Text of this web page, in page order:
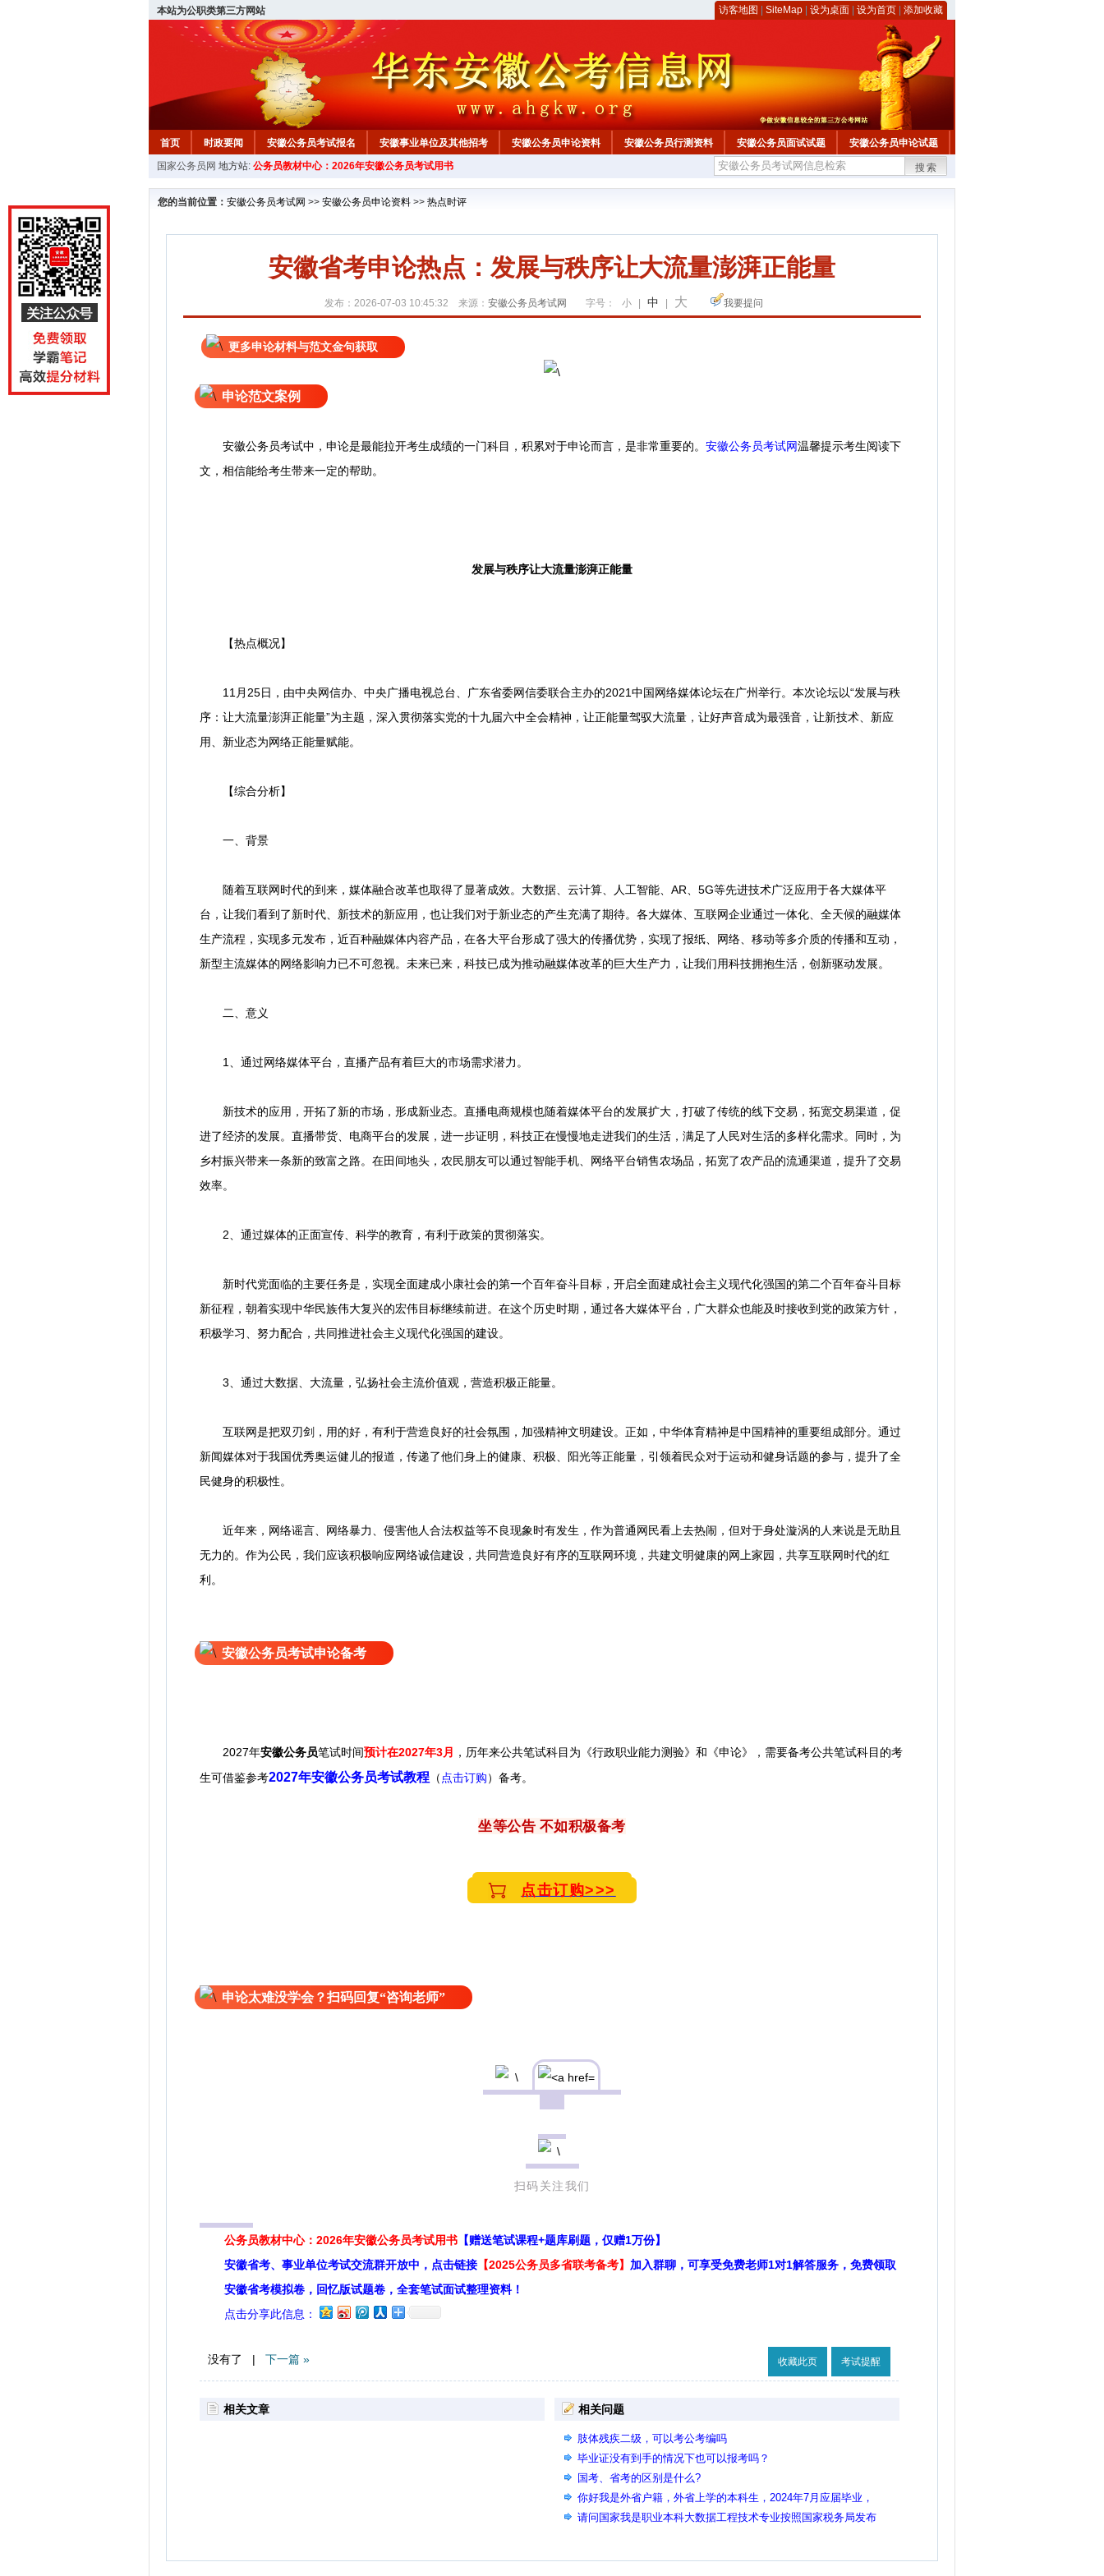
本站为公职类第三方网站 访客地图 SiteMap 设为桌面 设为首页 添加收藏
首页 时政要闻 安徽公务员考试报名 安徽事业单位及其他招考 安徽公务员申论资料 安徽公务员行测资料 安徽公务员面试试题 安徽公务员申论试题
安徽公务员行测试题 在线咨询 教材中心
国家公务员网 地方站: 公务员教材中心：2026年安徽公务员考试用书 搜索
您的当前位置： 安徽公务员考试网 >> 安徽公务员申论资料 >> 热点时评
安徽省考申论热点：发展与秩序让大流量澎湃正能量
发布：2026-07-03 10:45:32 来源： 安徽公务员考试网 字号： 小 中 大 我要提问
更多申论材料与范文金句获取
申论范文案例
安徽公务员考试中，申论是最能拉开考生成绩的一门科目，积累对于申论而言，是非常重要的。 安徽公务员考试网温馨提示考生阅读下
文，相信能给考生带来一定的帮助。
发展与秩序让大流量澎湃正能量
【热点概况】
11月25日，由中央网信办、中央广播电视总台、广东省委网信委联合主办的2021中国网络媒体论坛在广州举行。本次论坛以“发展与秩
序：让大流量澎湃正能量”为主题，深入贯彻落实党的十九届六中全会精神，让正能量驾驭大流量，让好声音成为最强音，让新技术、新应
用、新业态为网络正能量赋能。
【综合分析】
一、背景
随着互联网时代的到来，媒体融合改革也取得了显著成效。大数据、云计算、人工智能、AR、5G等先进技术广泛应用于各大媒体平
台，让我们看到了新时代、新技术的新应用，也让我们对于新业态的产生充满了期待。各大媒体、互联网企业通过一体化、全天候的融媒体
生产流程，实现多元发布，近百种融媒体内容产品，在各大平台形成了强大的传播优势，实现了报纸、网络、移动等多介质的传播和互动，
新型主流媒体的网络影响力已不可忽视。未来已来，科技已成为推动融媒体改革的巨大生产力，让我们用科技拥抱生活，创新驱动发展。
二、意义
1、通过网络媒体平台，直播产品有着巨大的市场需求潜力。
新技术的应用，开拓了新的市场，形成新业态。直播电商规模也随着媒体平台的发展扩大，打破了传统的线下交易，拓宽交易渠道，促
进了经济的发展。直播带货、电商平台的发展，进一步证明，科技正在慢慢地走进我们的生活，满足了人民对生活的多样化需求。同时，为
乡村振兴带来一条新的致富之路。在田间地头，农民朋友可以通过智能手机、网络平台销售农场品，拓宽了农产品的流通渠道，提升了交易
效率。
2、通过媒体的正面宣传、科学的教育，有利于政策的贯彻落实。
新时代党面临的主要任务是，实现全面建成小康社会的第一个百年奋斗目标，开启全面建成社会主义现代化强国的第二个百年奋斗目标
新征程，朝着实现中华民族伟大复兴的宏伟目标继续前进。在这个历史时期，通过各大媒体平台，广大群众也能及时接收到党的政策方针，
积极学习、努力配合，共同推进社会主义现代化强国的建设。
3、通过大数据、大流量，弘扬社会主流价值观，营造积极正能量。
互联网是把双刃剑，用的好，有利于营造良好的社会氛围，加强精神文明建设。正如，中华体育精神是中国精神的重要组成部分。通过
新闻媒体对于我国优秀奥运健儿的报道，传递了他们身上的健康、积极、阳光等正能量，引领着民众对于运动和健身话题的参与，提升了全
民健身的积极性。
近年来，网络谣言、网络暴力、侵害他人合法权益等不良现象时有发生，作为普通网民看上去热闹，但对于身处漩涡的人来说是无助且
无力的。作为公民，我们应该积极响应网络诚信建设，共同营造良好有序的互联网环境，共建文明健康的网上家园，共享互联网时代的红
利。
安徽公务员考试申论备考
2027年安徽公务员笔试时间预计在2027年3月 ，历年来公共笔试科目为《行政职业能力测验》和《申论》，需要备考公共笔试科目的考
生可借鉴参考2027年安徽公务员考试教程 （ 点击订购）备考。
坐等公告 不如积极备考
点击订购>>>
申论太难没学会？扫码回复“咨询老师”
扫码关注我们
公务员教材中心：2026年安徽公务员考试用书 【赠送笔试课程+题库刷题，仅赠1万份】
安徽省考、事业单位考试交流群开放中，点击链接 【2025公务员多省联考备考】 加入群聊，可享受免费老师1对1解答服务，免费领取
安徽省考模拟卷，回忆版试题卷，全套笔试面试整理资料！
点击分享此信息：
没有了 | 下一篇 » 收藏此页 考试提醒
相关文章 相关问题
肢体残疾二级，可以考公考编吗
毕业证没有到手的情况下也可以报考吗？
国考、省考的区别是什么?
你好我是外省户籍，外省上学的本科生，2024年7月应届毕业，
能参加2026年上半年的省考么？
请问国家我是职业本科大数据工程技术专业按照国家税务局发布